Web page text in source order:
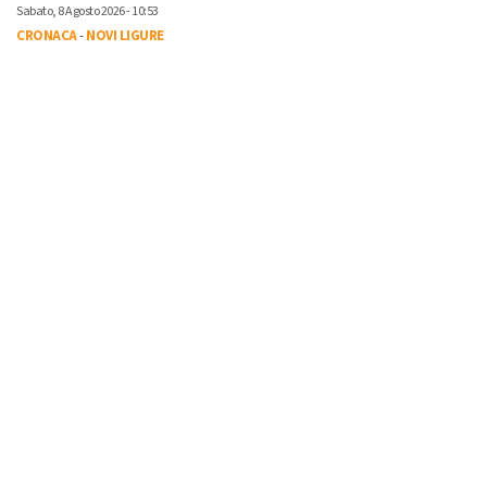
Sabato, 8 Agosto 2026 - 10:53
CRONACA-NOVI LIGURE